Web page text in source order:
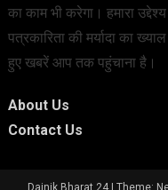
का काम भी करेगा। हमारा उद्देश्य
पत्रकारिता की मर्यादा का
हुए खबरें आप तक पहुंचाना है।
About Us
Contact Us